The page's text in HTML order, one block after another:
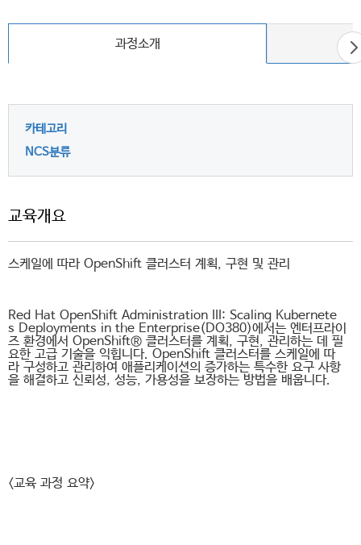
과정소개
다
음
카테고리
NCS분류
교육개요
스케일에 따라 OpenShift 클러스터 계획, 구현 및 관리
Red Hat OpenShift Administration III: Scaling Kubernete
s Deployments in the Enterprise(DO380)에서는 엔터프라이
즈 환경에서 OpenShift® 클러스터를 계획, 구현, 관리하는 데 필
요한 고급 기술을 익힙니다. OpenShift 클러스터를 스케일에 따
라 구성하고 관리하여 애플리케이션의 증가하는 특수한 요구 사항
을 해결하고 신뢰성, 성능, 가용성을 보장하는 방법을 배웁니다.
<교육 과정 요약>